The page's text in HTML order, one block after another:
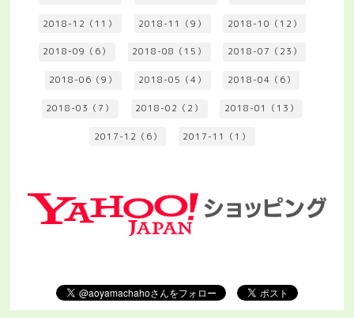
2018-12（11） 2018-11（9） 2018-10（12）
2018-09（6） 2018-08（15） 2018-07（23）
2018-06（9） 2018-05（4） 2018-04（6）
2018-03（7） 2018-02（2） 2018-01（13）
2017-12（6） 2017-11（1）